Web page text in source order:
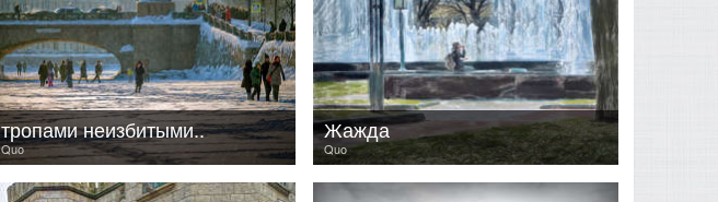
Quo
тропами неизбитыми..
Quo
Жажда